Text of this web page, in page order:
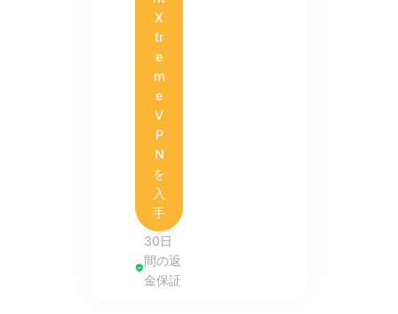
X
tr
e
m
e
V
P
N
を
入
手
30日
間の返
金保証